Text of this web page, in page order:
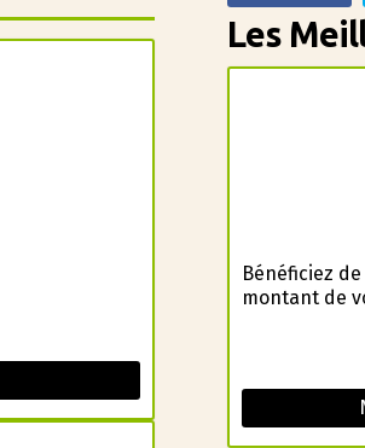
Les
Bénéficiez
montant de